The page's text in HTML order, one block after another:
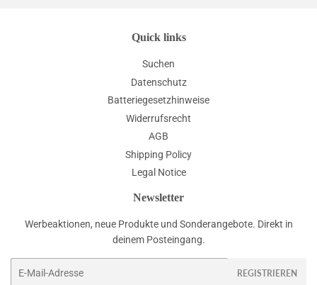
Quick links
Suchen
Datenschutz
Batteriegesetzhinweise
Widerrufsrecht
AGB
Shipping Policy
Legal Notice
Newsletter
Werbeaktionen, neue Produkte und Sonderangebote. Direkt in
deinem Posteingang.
REGISTRIEREN